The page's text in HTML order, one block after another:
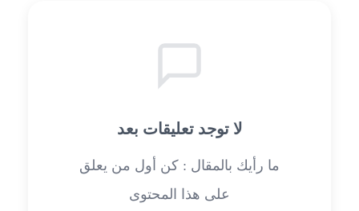
لا توجد تعليقات بعد
ما رأيك بالمقال : كن أول من يعلق
على هذا المحتوى